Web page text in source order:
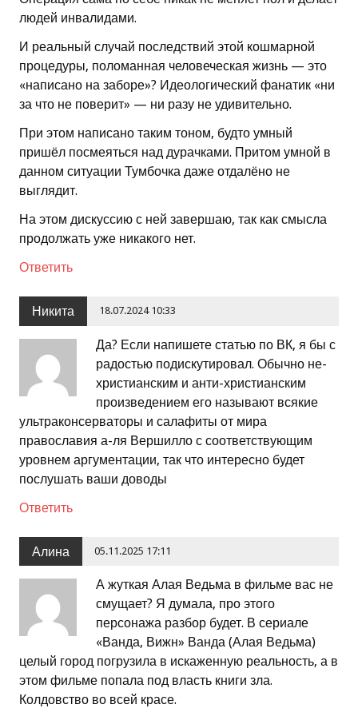
людей инвалидами.
И реальный случай последствий этой кошмарной
процедуры, поломанная человеческая жизнь — это
«написано на заборе»? Идеологический фанатик «ни
за что не поверит» — ни разу не удивительно.
При этом написано таким тоном, будто умный
пришёл посмеяться над дурачками. Притом умной в
данном ситуации Тумбочка даже отдалёно не
выглядит.
На этом дискуссию с ней завершаю, так как смысла
продолжать уже никакого нет.
Ответить
Никита 18.07.2024 10:33
Да? Если напишете статью по ВК, я бы с
радостью подискутировал. Обычно не-
христианским и анти-христианским
произведением его называют всякие
ультраконсерваторы и салафиты от мира
православия а-ля Вершилло с соответствующим
уровнем аргументации, так что интересно будет
послушать ваши доводы
Ответить
Алина 05.11.2025 17:11
А жуткая Алая Ведьма в фильме вас не
смущает? Я думала, про этого
персонажа разбор будет. В сериале
«Ванда, Вижн» Ванда (Алая Ведьма)
целый город погрузила в искаженную реальность, а в
этом фильме попала под власть книги зла.
Колдовство во всей красе.